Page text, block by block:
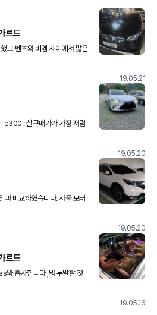
르드
고 벤츠와 비엠 사이에서 많은
19.05.21
19.05.20
하였습니다. 서울 모터
게 비교해 봤
19.05.20
르드
와 흡사합니다 ,뭐 두말할 것
잖아여 ,대단합니다 레그룸 만
19.05.16